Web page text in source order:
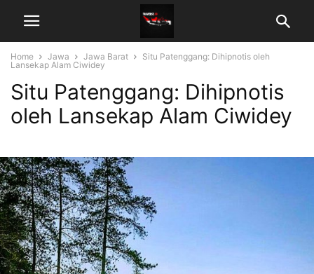
Home Jawa Jawa Barat
Situ Patenggang: Dihipnotis oleh
Lansekap Alam Ciwidey
Situ Patenggang: Dihipnotis
oleh Lansekap Alam Ciwidey